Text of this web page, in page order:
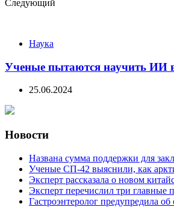
Следующий
Наука
Ученые пытаются научить ИИ
25.06.2024
Новости
Названа сумма поддержки для
Ученые СП-42 выяснили, как
Эксперт рассказала о новом
Эксперт перечислил три главные
Гастроэнтеролог предупредила